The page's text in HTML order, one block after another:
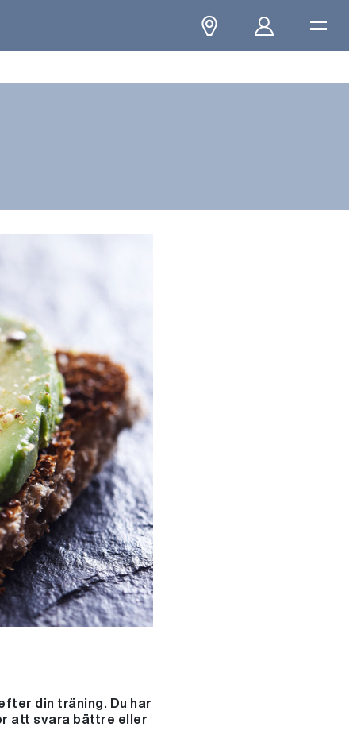
din träning. Du har
att svara bättre eller